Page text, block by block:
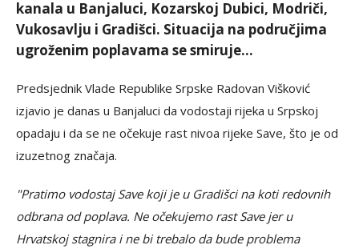
kanala u Banjaluci, Kozarskoj Dubici, Modriči,
Vukosavlju i Gradišci. Situacija na područjima
ugroženim poplavama se smiruje...
Predsjednik Vlade Republike Srpske Radovan Višković
izjavio je danas u Banjaluci da vodostaji rijeka u Srpskoj
opadaju i da se ne očekuje rast nivoa rijeke Save, što je od
izuzetnog značaja.
"Pratimo vodostaj Save koji je u Gradišci na koti redovnih
odbrana od poplava. Ne očekujemo rast Save jer u
Hrvatskoj stagnira i ne bi trebalo da bude problema